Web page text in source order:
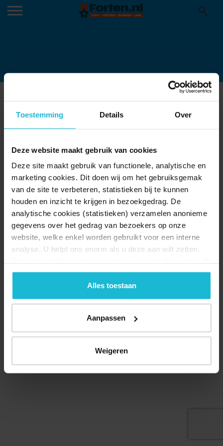
Toestemming Details Over
Deze website maakt gebruik van cookies
Deze site maakt gebruik van functionele, analytische en
marketing cookies. Dit doen wij om het gebruiksgemak
van de site te verbeteren, statistieken bij te kunnen
houden en inzicht te krijgen in bezoekgedrag. De
analytische cookies (statistieken) verzamelen anonieme
gegevens over het gedrag van bezoekers op onze
website, welke enkel worden gebruikt voor een interne
analyse. U helpt ons enorm als u deze aan wilt zetten.
geen commerciële doelstelling. U kunt deze cookies via
de knoppen accepteren, beheren of weigeren.
Alles toestaan
Aanpassen
Weigeren
© 2026 Stichting Forten Nederland
Over ons
Doneer nu Disclaimer
Contact
Forten.nl wordt ondersteund door de